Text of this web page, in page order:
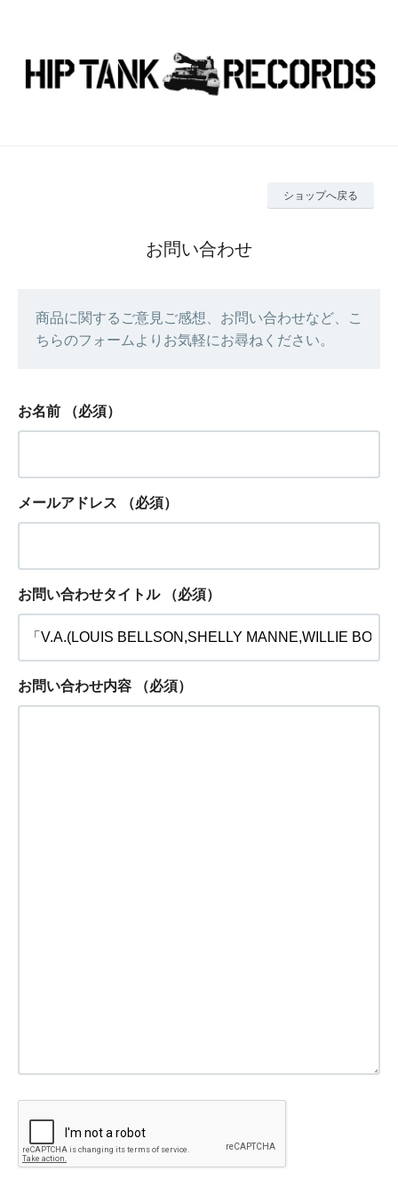
ショップへ戻る
お問い合わせ
商品に関するご意見ご感想、お問い合わせなど、こ
ちらのフォームよりお気軽にお尋ねください。
お名前 （必須）
メールアドレス （必須）
お問い合わせタイトル （必須）
お問い合わせ内容 （必須）